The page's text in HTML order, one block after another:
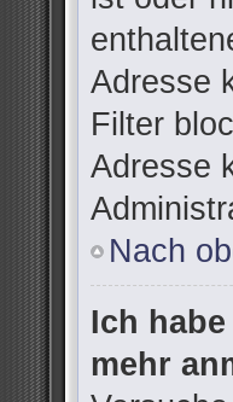
Adresse
Filter
Adresse
Nach
Ich
mehr